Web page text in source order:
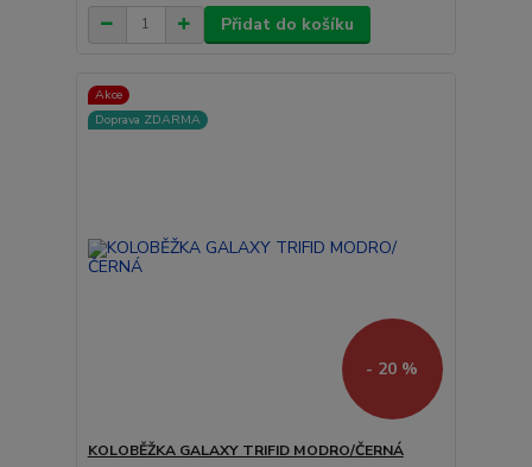
Přidat do košíku
Akce
Doprava ZDARMA
- 20 %
KOLOBĚŽKA GALAXY TRIFID MODRO/ČERNÁ